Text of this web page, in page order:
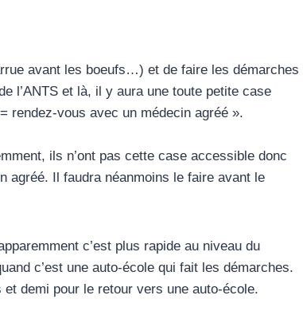
avant les boeufs…) et de faire les démarches
l’ANTS et là, il y aura une toute petite case
rendez-vous avec un médecin agréé ».
ils n’ont pas cette case accessible donc
agréé. Il faudra néanmoins le faire avant le
c’est plus rapide au niveau du
c’est une auto-école qui fait les démarches.
demi pour le retour vers une auto-école.